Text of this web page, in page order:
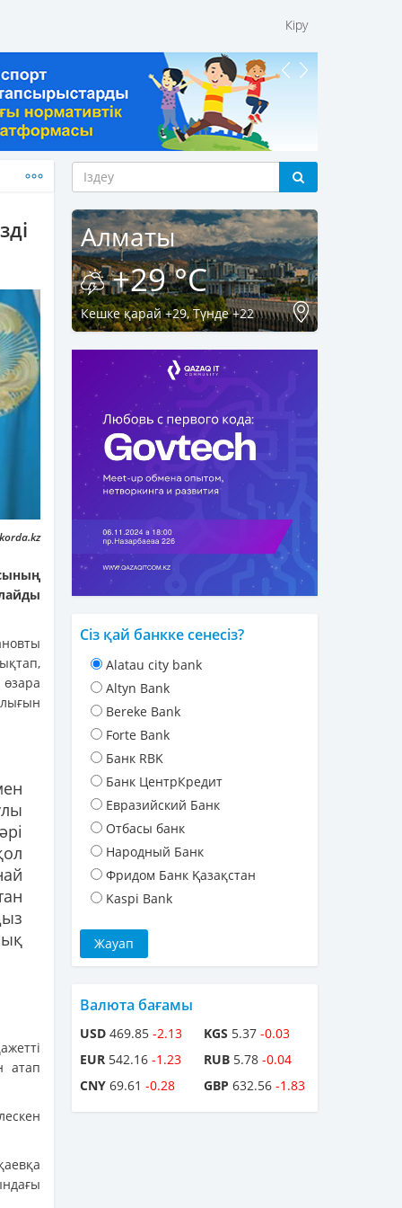
Кіру
өзара
атап
Алматы
+29 °C
Кешке қарай +29, Түнде +22
Сіз қай банкке сенесіз?
Alatau city bank
Altyn Bank
Bereke Bank
Forte Bank
Банк RBK
Банк ЦентрКредит
Евразийский Банк
Отбасы банк
Народный Банк
Фридом Банк Қазақстан
Kaspi Bank
Валюта бағамы
USD 469.85 -2.13
EUR 542.16 -1.23
CNY 69.61 -0.28
KGS 5.37 -0.03
RUB 5.78 -0.04
GBP 632.56 -1.83